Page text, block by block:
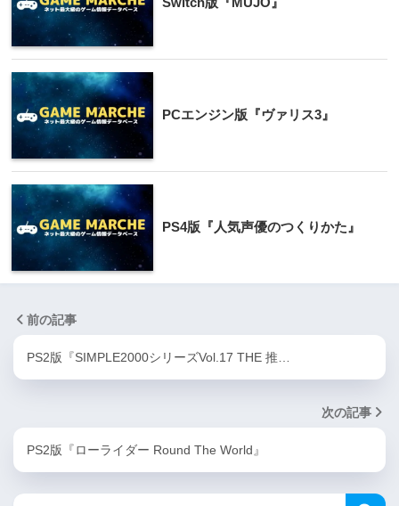
PCエンジン版『ヴァリス3』
PS4版『人気声優のつくりかた』
前の記事
PS2版『SIMPLE2000シリーズVol.17 THE 推…
次の記事
PS2版『ローライダー Round The World』